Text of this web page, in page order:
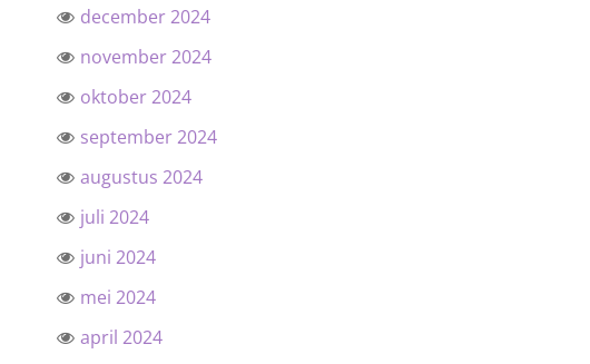
december 2024
november 2024
oktober 2024
september 2024
augustus 2024
juli 2024
juni 2024
mei 2024
april 2024